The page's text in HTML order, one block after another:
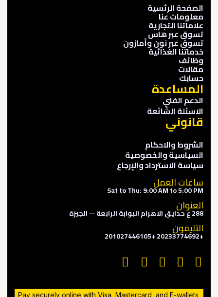
الصفحة الرئسية
معلومات عنا
علاماتنا التجارية
تسوق عبر هاس
تسوق عبر نون وأمازون
خدماتنا الغذائية
وظائف
مقالات
حسابك
المساعدة
الدعم الفني
الاسئلة الشائعة
قانوني
الشروط والاحكام
السياسية والخصوصية
سياسة الاسترداد والإرجاع
ساعات العمل
Sat to Thu: 9:00 AM to 5:00 PM
العنوان
288 ع حدايق الاهرام البوابة الرابعة -- الجيزة
التليفون
Pay securely online with Visa, Mastercard, and E-wallets,